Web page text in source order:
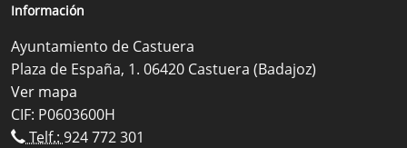
Información
Ayuntamiento de Castuera
Plaza de España, 1. 06420 Castuera (Badajoz)
Ver mapa
CIF: P0603600H
Telf.: 924 772 301